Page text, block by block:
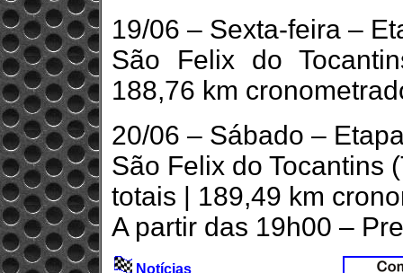
19/06 – Sexta-feira –
São Felix do
188,76 km
20/06 – Sábado –
São Felix do Tocantins
totais | 189,49 km
A partir das 19h00 –
Notícias